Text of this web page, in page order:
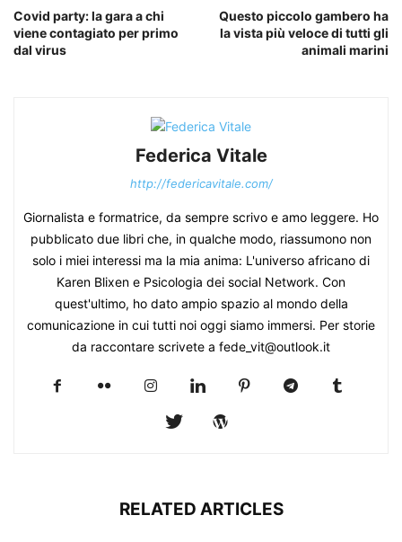
Covid party: la gara a chi
viene contagiato per primo
dal virus
Questo piccolo gambero ha
la vista più veloce di tutti gli
animali marini
Federica Vitale
http://federicavitale.com/
Giornalista e formatrice, da sempre scrivo e amo leggere. Ho
pubblicato due libri che, in qualche modo, riassumono non
solo i miei interessi ma la mia anima: L'universo africano di
Karen Blixen e Psicologia dei social Network. Con
quest'ultimo, ho dato ampio spazio al mondo della
comunicazione in cui tutti noi oggi siamo immersi. Per storie
da raccontare scrivete a fede_vit@outlook.it
RELATED ARTICLES